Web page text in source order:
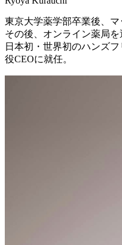
東京大学薬学部卒業後、
その後、オンライン薬局
日本初・世界初のハンズ
役CEOに就任。